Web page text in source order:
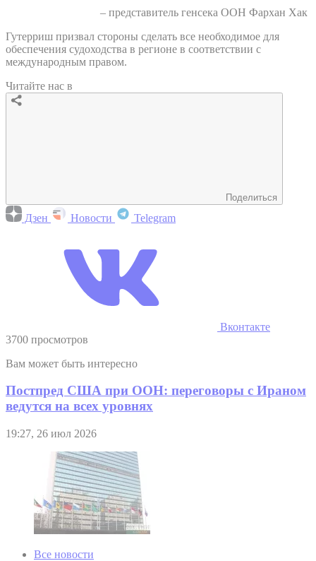
– представитель генсека ООН Фархан Хак
Гутерриш призвал стороны сделать все необходимое для
обеспечения судоходства в регионе в соответствии с
международным правом.
Читайте нас в
Поделиться
Дзен Новости Telegram
Вконтакте
3700 просмотров
Вам может быть интересно
Постпред США при ООН: переговоры с Ираном
ведутся на всех уровнях
19:27, 26 июл 2026
Все новости